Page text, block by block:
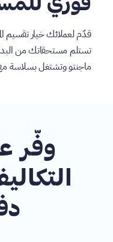
قدّم لعملائك خيار تقسيم
تستلم مستحقاتك من البداية.
ماجنتو وتشتغل بسلاسة مع
وفّر